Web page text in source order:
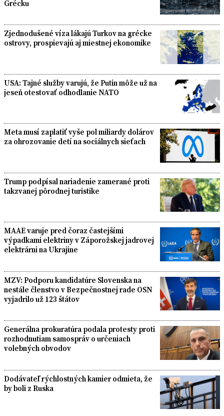
Grécku
Zjednodušené víza lákajú Turkov na grécke
ostrovy, prospievajú aj miestnej ekonomike
USA: Tajné služby varujú, že Putin môže už na
jeseň otestovať odhodlanie NATO
Meta musí zaplatiť vyše pol miliardy dolárov
za ohrozovanie detí na sociálnych sieťach
Trump podpísal nariadenie zamerané proti
takzvanej pôrodnej turistike
MAAE varuje pred čoraz častejšími
výpadkami elektriny v Záporožskej jadrovej
elektrárni na Ukrajine
MZV: Podporu kandidatúre Slovenska na
nestále členstvo v Bezpečnostnej rade OSN
vyjadrilo už 123 štátov
Generálna prokuratúra podala protesty proti
rozhodnutiam samospráv o určeniach
volebných obvodov
Dodávateľ rýchlostných kamier odmieta, že
by boli z Ruska